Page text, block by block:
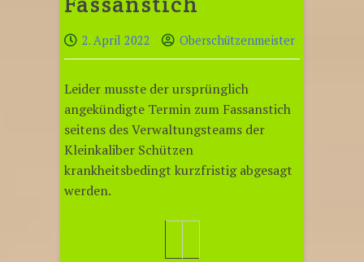
2. April 2022 Oberschützenmeister
Leider musste der ursprünglich
angekündigte Termin zum Fassanstich
seitens des Verwaltungsteams der
Kleinkaliber Schützen
krankheitsbedingt kurzfristig abgesagt
werden.